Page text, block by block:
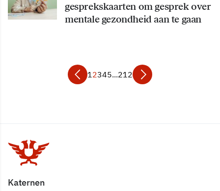
gesprekskaarten om gesprek over
mentale gezondheid aan te gaan
12345...212
Katernen